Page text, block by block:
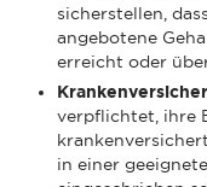
sicherstellen,
angebotene
erreicht oder
verpflichtet, ihre
in einer